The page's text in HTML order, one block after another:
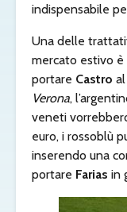
indispensabile
Una delle
mercato estivo
portare Castro
Verona,
veneti
euro, i rossoblù
inserendo una
portare Farias in